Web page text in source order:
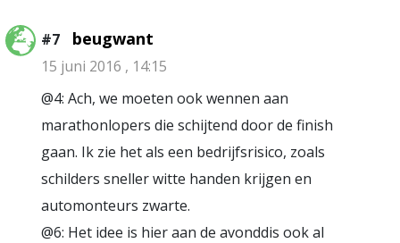
#7 beugwant
15 juni 2016 , 14:15
@4: Ach, we moeten ook wennen aan
marathonlopers die schijtend door de finish
gaan. Ik zie het als een bedrijfsrisico, zoals
schilders sneller witte handen krijgen en
automonteurs zwarte.
@6: Het idee is hier aan de avonddis ook al